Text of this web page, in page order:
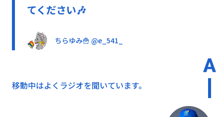
てください🎶
ちらゆみ🍟 @e_541_
移動中はよくラジオを聞いています。